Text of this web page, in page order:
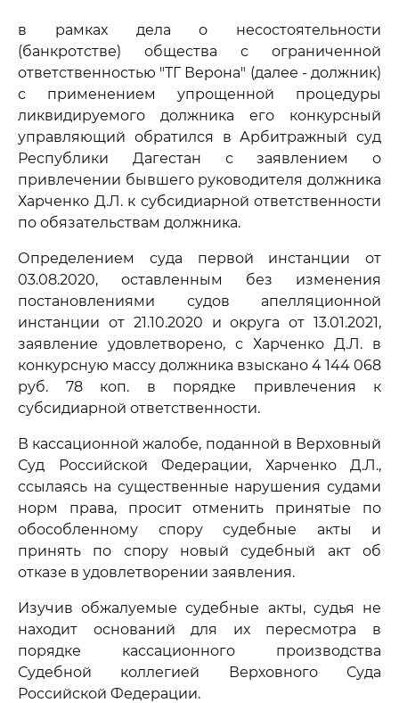
в рамках дела о несостоятельности
(банкротстве) общества с ограниченной
ответственностью "ТГ Верона" (далее - должник)
с применением упрощенной процедуры
ликвидируемого должника его конкурсный
управляющий обратился в Арбитражный суд
Республики Дагестан с заявлением о
привлечении бывшего руководителя должника
Харченко Д.Л. к субсидиарной ответственности
по обязательствам должника.
Определением суда первой инстанции от
03.08.2020, оставленным без изменения
постановлениями судов апелляционной
инстанции от 21.10.2020 и округа от 13.01.2021,
заявление удовлетворено, с Харченко Д.Л. в
конкурсную массу должника взыскано 4 144 068
руб. 78 коп. в порядке привлечения к
субсидиарной ответственности.
В кассационной жалобе, поданной в Верховный
Суд Российской Федерации, Харченко Д.Л.,
ссылаясь на существенные нарушения судами
норм права, просит отменить принятые по
обособленному спору судебные акты и
принять по спору новый судебный акт об
отказе в удовлетворении заявления.
Изучив обжалуемые судебные акты, судья не
находит оснований для их пересмотра в
порядке кассационного производства
Судебной коллегией Верховного Суда
Российской Федерации.